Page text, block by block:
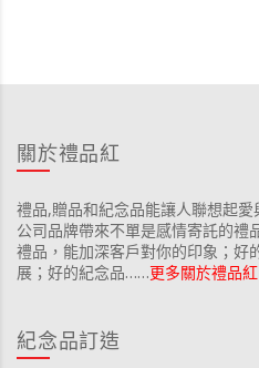
關於禮品紅
禮品,贈品和紀念品能讓人聯想起
公司品牌帶來不單是感情寄託的禮
禮品，能加深客戶對你的印象；好
展；好的紀念品……更多關於禮品紅
紀念品訂造